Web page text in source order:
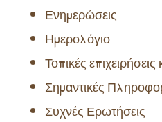
Ενημερώσεις
Ημερολόγιο
Τοπικές
Σημαντικές
Συχνές Ερωτήσεις